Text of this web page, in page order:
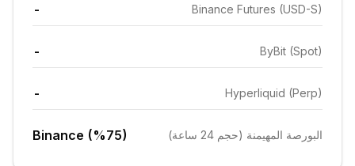
Binance Futures (USD-S)
-
ByBit (Spot)
-
Hyperliquid (Perp)
-
البورصة المهيمنة (حجم 24 ساعة) Binance (%75)